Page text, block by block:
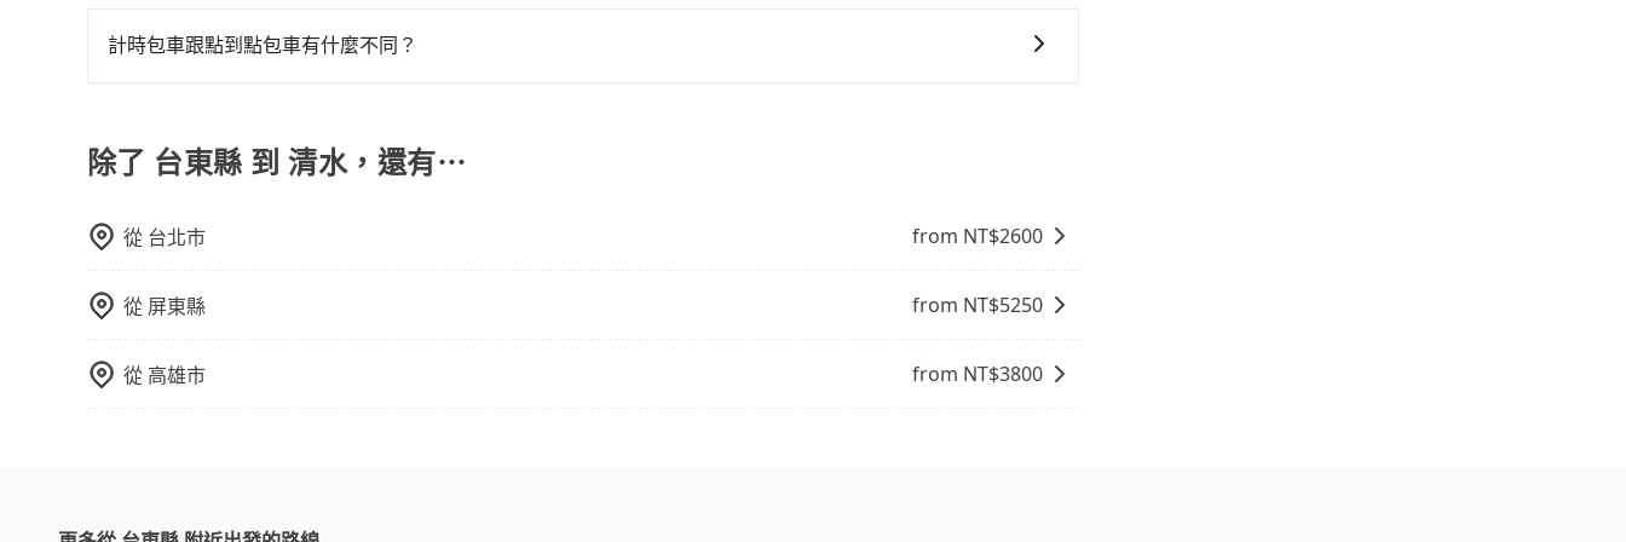
無法申訴退費。
警察臨檢並趕下車，出意外後保險公司更是不會提供任何理賠，如果又遇到心術不正的司機，其犯罪行為可能都
計時包車跟點到點包車有什麼不同？
點間來回穿梭的客戶，例如市區觀光、商務差旅等。 點到點包車：點到點包車是按照里程和目的地來計費，客戶
可以預先告知出發地點A到目的地B，會根據路線和里程來計算費用。這種服務通常適用於單程或從一個城市到另
除了 台東縣 到 清水，還有⋯
從 台北市 from NT$2600
從 屏東縣 from NT$5250
從 高雄市 from NT$3800